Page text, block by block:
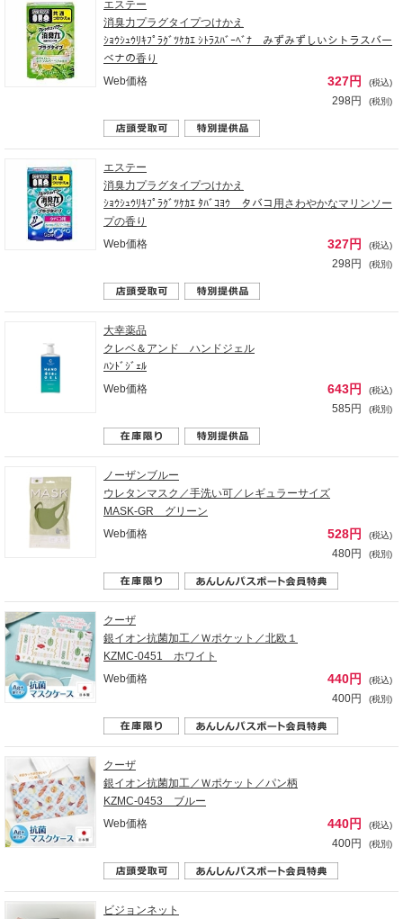
エステー
消臭力プラグタイプつけかえ
ｼｮｳｼｭｳﾘｷﾌﾟﾗｸﾞﾂｹｶｴ ｼﾄﾗｽﾊﾞｰﾍﾞﾅ みずみずしいシトラスバー
ベナの香り
Web価格
327円 (税込)
298円 (税別)
エステー
消臭力プラグタイプつけかえ
ｼｮｳｼｭｳﾘｷﾌﾟﾗｸﾞﾂｹｶｴ ﾀﾊﾞｺﾖｳ タバコ用さわやかなマリンソー
プの香り
Web価格
327円 (税込)
298円 (税別)
大幸薬品
クレベ＆アンド ハンドジェル
ﾊﾝﾄﾞｼﾞｪﾙ
Web価格
643円 (税込)
585円 (税別)
ノーザンブルー
ウレタンマスク／手洗い可／レギュラーサイズ
MASK-GR グリーン
Web価格
528円 (税込)
480円 (税別)
クーザ
銀イオン抗菌加工／Ｗポケット／北欧１
KZMC-0451 ホワイト
Web価格
440円 (税込)
400円 (税別)
クーザ
銀イオン抗菌加工／Ｗポケット／パン柄
KZMC-0453 ブルー
Web価格
440円 (税込)
400円 (税別)
ビジョンネット